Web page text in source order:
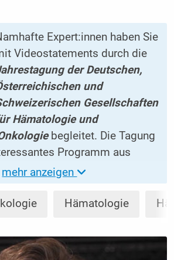
Expert:innen haben Sie
Videostatements durch die
der Deutschen,
und
Gesellschaften
Hämatologie und
begleitet. Die Tagung
Programm aus
Spezialgebieten,
und Tiefe unseres Fachs auf
der Wissenschaft und mit
Entwicklungen
mehr anzeigen
Hämatologie